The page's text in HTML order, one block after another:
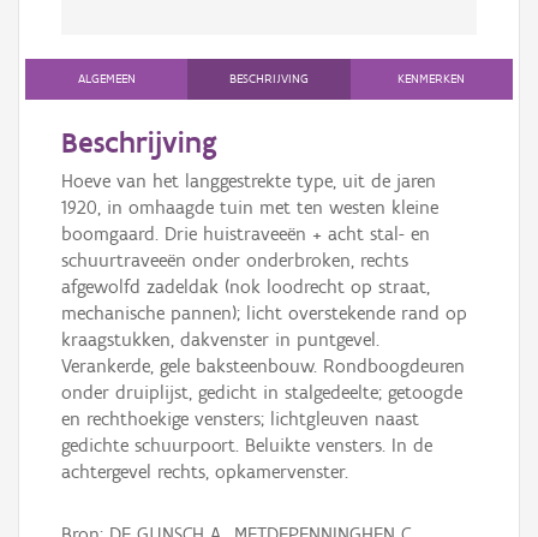
ALGEMEEN BESCHRIJVING KENMERKEN
Beschrijving
Hoeve van het langgestrekte type, uit de jaren
1920, in omhaagde tuin met ten westen kleine
boomgaard. Drie huistraveeën + acht stal- en
schuurtraveeën onder onderbroken, rechts
afgewolfd zadeldak (nok loodrecht op straat,
mechanische pannen); licht overstekende rand op
kraagstukken, dakvenster in puntgevel.
Verankerde, gele baksteenbouw. Rondboogdeuren
onder druiplijst, gedicht in stalgedeelte; getoogde
en rechthoekige vensters; lichtgleuven naast
gedichte schuurpoort. Beluikte vensters. In de
achtergevel rechts, opkamervenster.